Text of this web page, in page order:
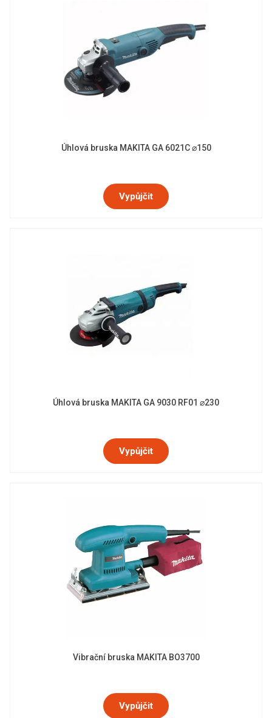
Úhlová bruska MAKITA GA 6021C ⌀150
Vypůjčit
Úhlová bruska MAKITA GA 9030 RF01 ⌀230
Vypůjčit
Vibrační bruska MAKITA BO3700
Vypůjčit